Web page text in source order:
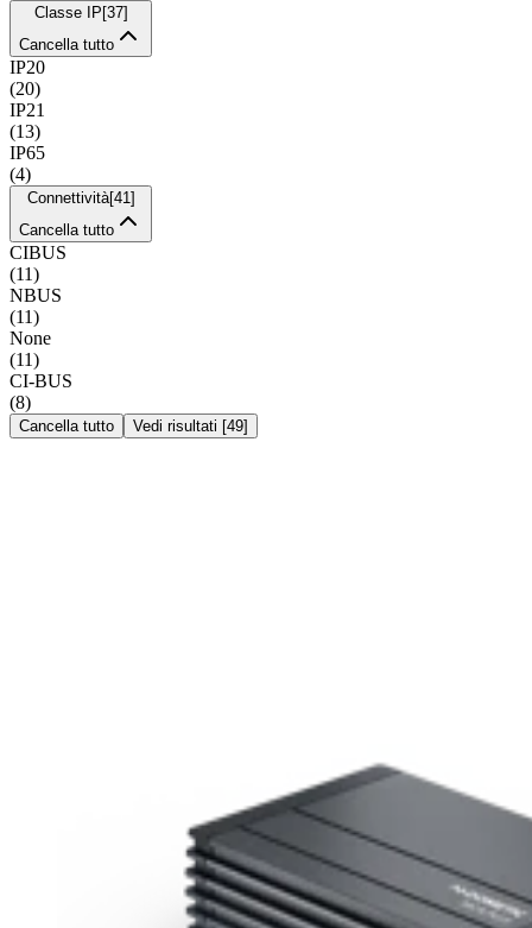
Classe IP [37]
Cancella tutto
IP20
(20)
IP21
(13)
IP65
(4)
Connettività[41 ]
Cancella tutto
CIBUS
(11)
NBUS
(11)
None
(11)
CI-BUS
(8)
Cancella tutto Vedi risultati [49]